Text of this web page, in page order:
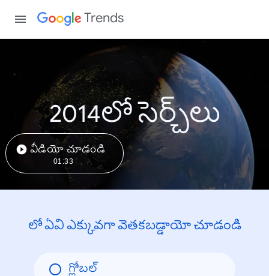
Trends
2014లో సెర్చ్‌లు
వీడియో చూడండి
01:33
లో ఏవి ఎక్కువగా వెతకబడ్డాయో చూడండి
గ్లోబల్